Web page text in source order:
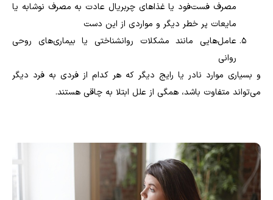
مصرف فست‌فود یا غذاهای چربريال عادت به مصرف نوشابه یا
مایعات پر خطر دیگر و مواردی از این دست
عامل‌هایی مانند مشکلات روانشناختی یا بیماری‌های روحی
روانی
و بسیاری موارد نادر یا رایج دیگر که هر کدام از فردی به فرد دیگر
می‌تواند متفاوت باشد، همگی از علل ابتلا به چاقی هستند.